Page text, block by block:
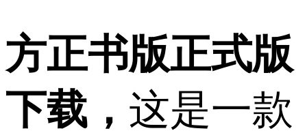
方正书版正式版
下载， 这是一款